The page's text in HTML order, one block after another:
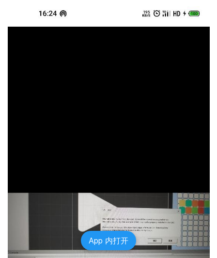
App 内打开